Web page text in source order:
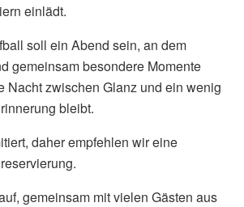
einlädt.
soll ein Abend sein, an dem
gemeinsam besondere Momente
Nacht zwischen Glanz und ein wenig
bleibt.
daher empfehlen wir eine
gemeinsam mit vielen Gästen aus